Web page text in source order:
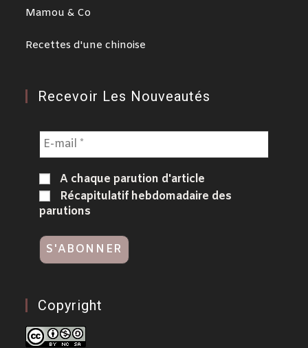
Mamou & Co
Recettes d'une chinoise
Recevoir Les Nouveautés
A chaque parution d'article
Récapitulatif hebdomadaire des
parutions
Copyright